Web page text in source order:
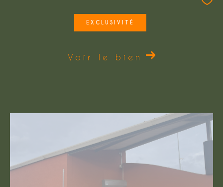
EXCLUSIVITÉ
Voir le bien